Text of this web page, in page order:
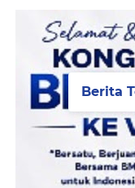
Berita